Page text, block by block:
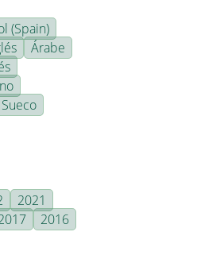
(Spain)
Árabe
Sueco
2021
2016